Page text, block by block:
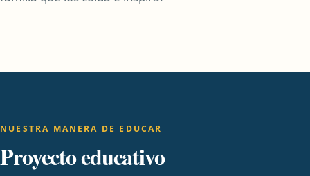
NUESTRA MANERA DE EDUCAR
Proyecto educativo